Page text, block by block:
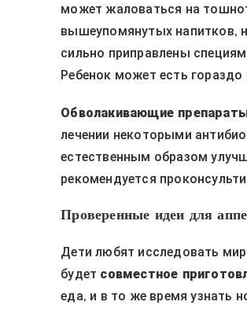
может жаловаться на
вышеупомянутых напитков,
сильно приправлены
Ребенок может есть
Обволакивающие
лечении некоторыми
естественным образом
рекомендуется
Проверенные идеи для
Дети любят исследовать
будет совместное
еда, и в то же время узнать